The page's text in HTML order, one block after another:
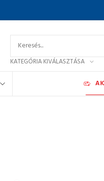
KATEGÓRIA KIVÁLASZTÁSA